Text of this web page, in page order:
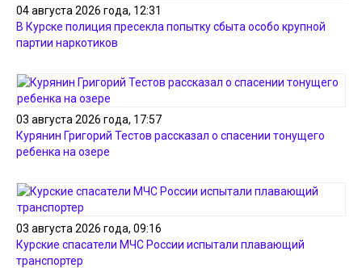
04 августа 2026 года, 12:31
В Курске полиция пресекла попытку сбыта особо крупной
партии наркотиков
03 августа 2026 года, 17:57
Курянин Григорий Тестов рассказал о спасении тонущего
ребенка на озере
03 августа 2026 года, 09:16
Курские спасатели МЧС России испытали плавающий
транспортер